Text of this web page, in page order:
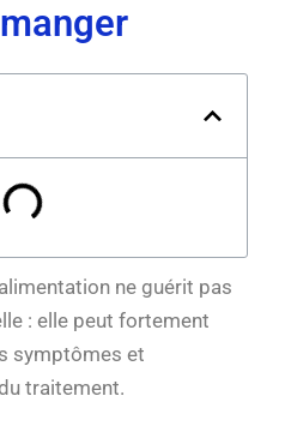
ne guérit pas
: elle peut fortement
symptômes et
traitement.